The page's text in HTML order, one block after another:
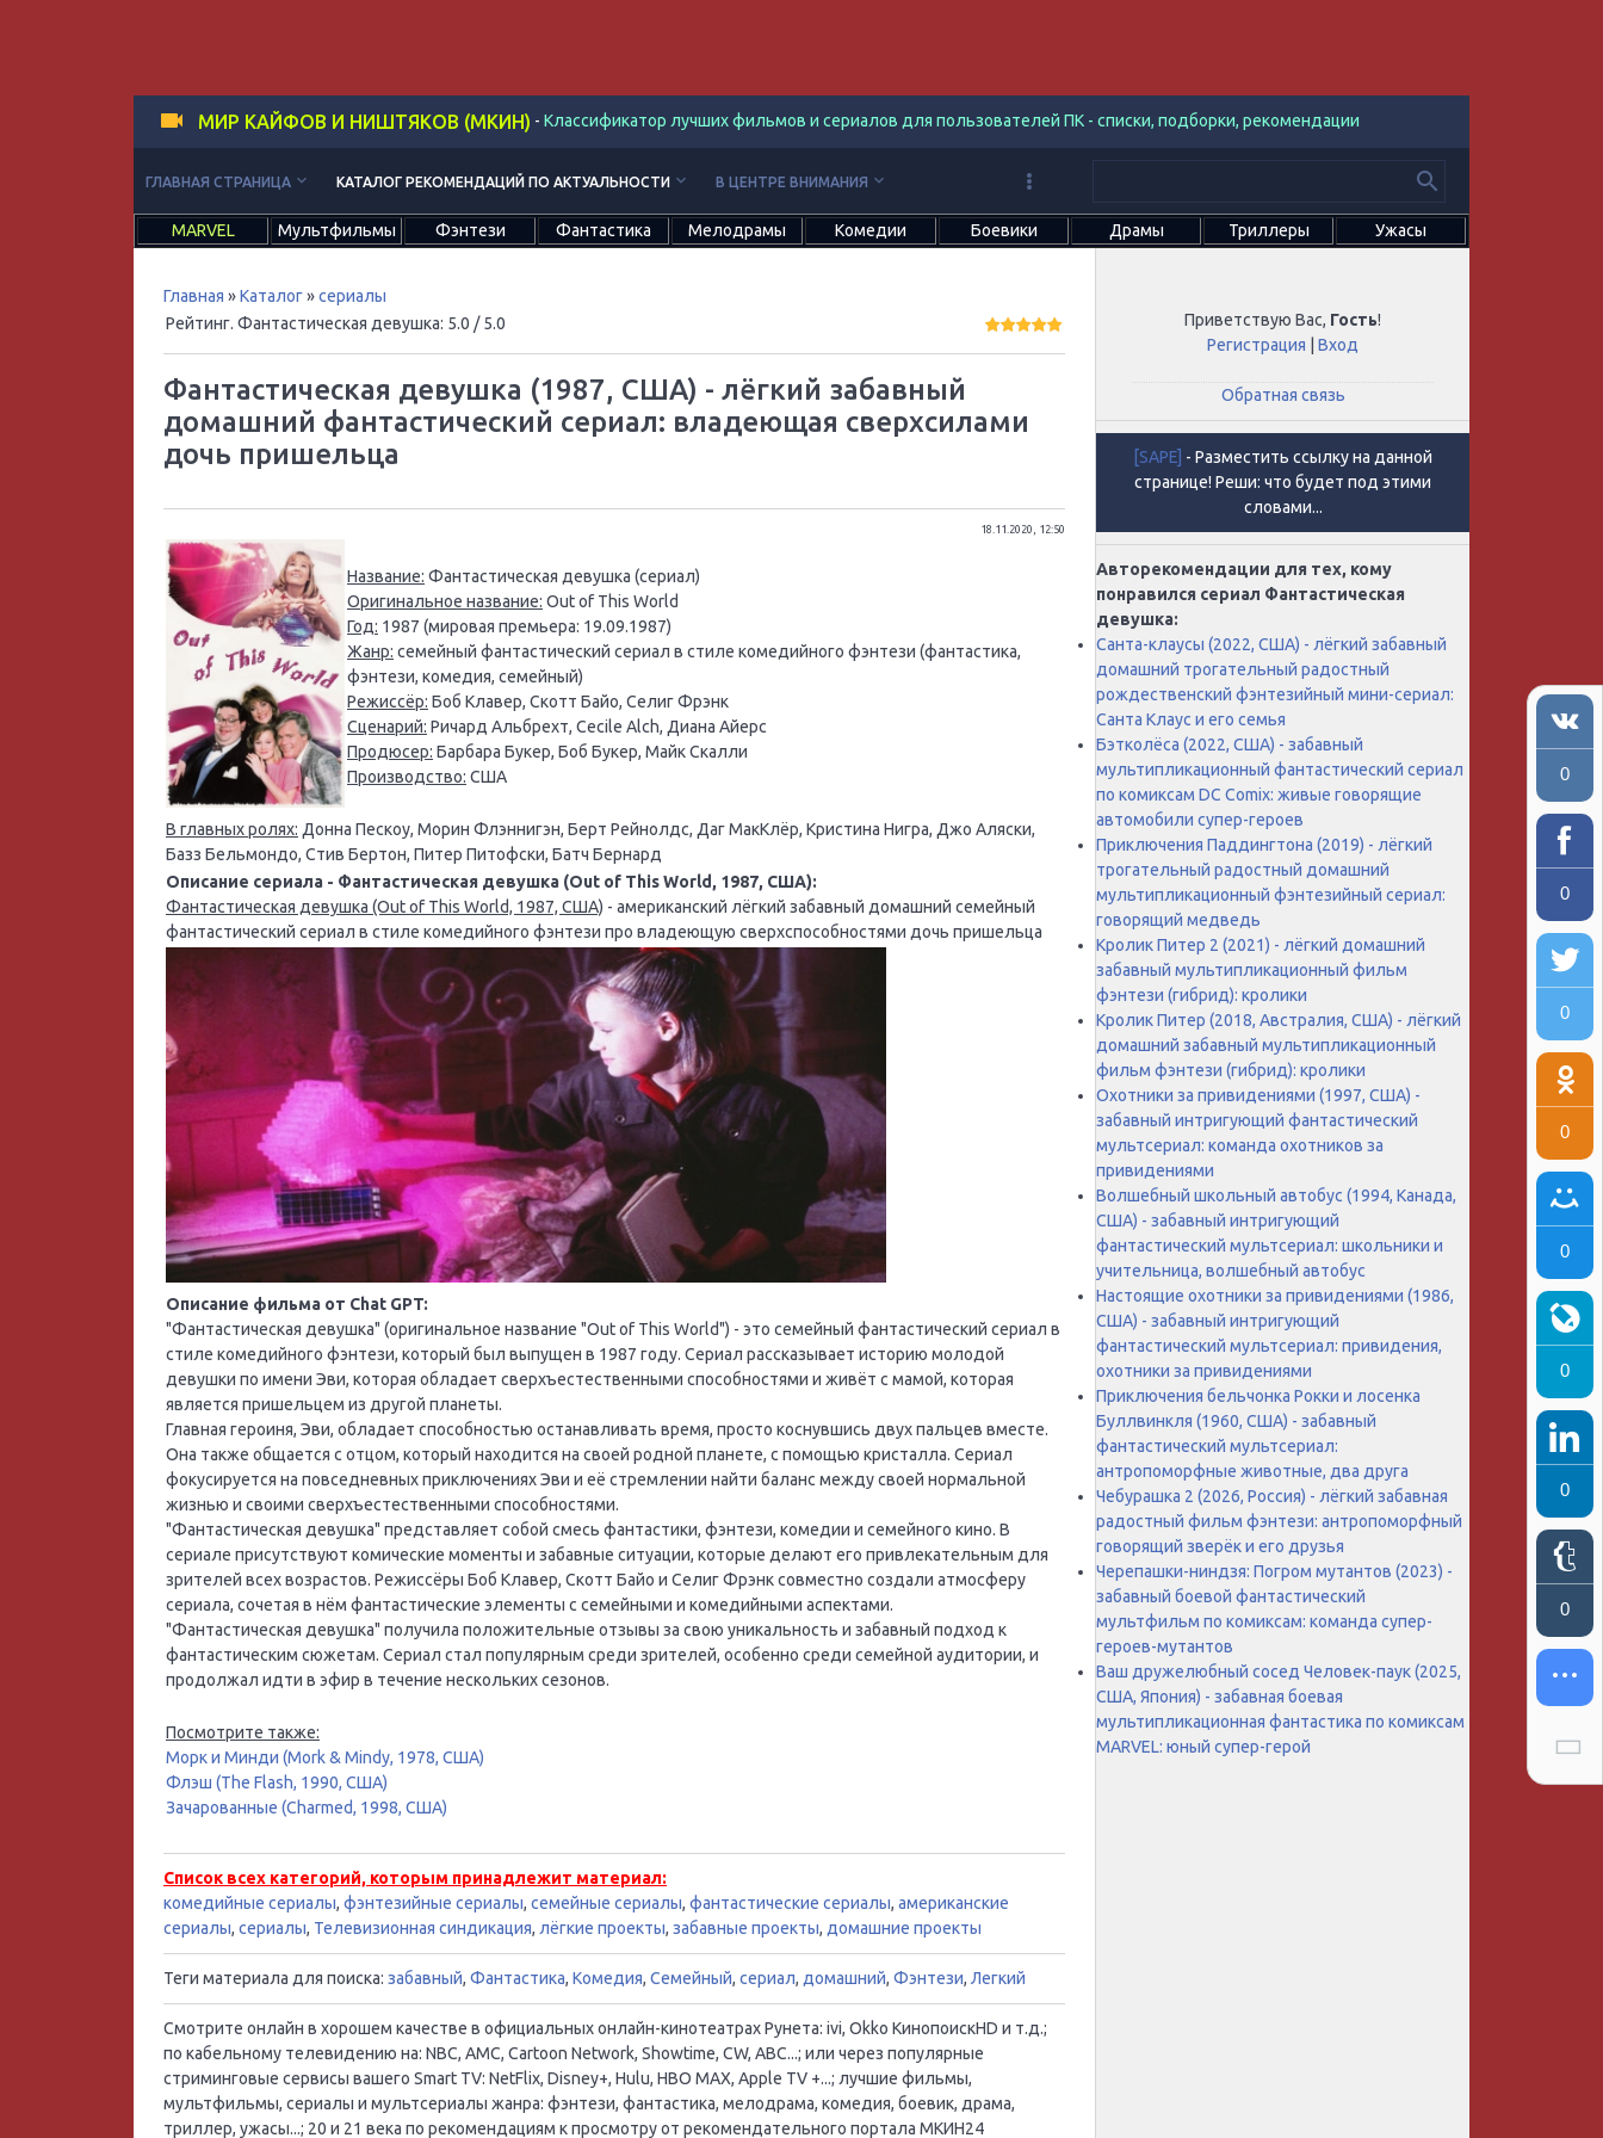
МИР КАЙФОВ И НИШТЯКОВ (МКИН) - Классификатор лучших фильмов и сериалов для пользователей ПК - списки, подборки, рекомендации
ГЛАВНАЯ СТРАНИЦА keyboard_arrow_down КАТАЛОГ РЕКОМЕНДАЦИЙ ПО АКТУАЛЬНОСТИ keyboard_arrow_down В ЦЕНТРЕ ВНИМАНИЯ keyboard_arrow_down
MARVEL Мультфильмы Фэнтези Фантастика Мелодрамы Комедии Боевики Драмы Триллеры Ужасы
Главная »Каталог»сериалы
Рейтинг. Фантастическая девушка: 5.0 / 5.0
Фантастическая девушка (1987, США) - лёгкий забавный
домашний фантастический сериал: владеющая сверхсилами
дочь пришельца
18.11.2020, 12:50
Название: Фантастическая девушка (сериал)
Оригинальное название: Out of This World
Год: 1987 (мировая премьера: 19.09.1987)
Жанр: семейный фантастический сериал в стиле комедийного фэнтези (фантастика,
фэнтези, комедия, семейный)
Режиссёр: Боб Клавер, Скотт Байо, Селиг Фрэнк
Сценарий: Ричард Альбрехт, Cecile Alch, Диана Айерс
Продюсер: Барбара Букер, Боб Букер, Майк Скалли
Производство: США
В главных ролях: Донна Пескоу, Морин Флэннигэн, Берт Рейнолдс, Даг МакКлёр, Кристина Нигра, Джо Аляски,
Базз Бельмондо, Стив Бертон, Питер Питофски, Батч Бернард
Описание сериала - Фантастическая девушка (Out of This World, 1987, США):
Фантастическая девушка (Out of This World, 1987, США) - американский лёгкий забавный домашний семейный
фантастический сериал в стиле комедийного фэнтези про владеющую сверхспособностями дочь пришельца
Описание фильма от Chat GPT:
"Фантастическая девушка" (оригинальное название "Out of This World") - это семейный фантастический сериал в
стиле комедийного фэнтези, который был выпущен в 1987 году. Сериал рассказывает историю молодой
девушки по имени Эви, которая обладает сверхъестественными способностями и живёт с мамой, которая
является пришельцем из другой планеты.
Главная героиня, Эви, обладает способностью останавливать время, просто коснувшись двух пальцев вместе.
Она также общается с отцом, который находится на своей родной планете, с помощью кристалла. Сериал
фокусируется на повседневных приключениях Эви и её стремлении найти баланс между своей нормальной
жизнью и своими сверхъестественными способностями.
"Фантастическая девушка" представляет собой смесь фантастики, фэнтези, комедии и семейного кино. В
сериале присутствуют комические моменты и забавные ситуации, которые делают его привлекательным для
зрителей всех возрастов. Режиссёры Боб Клавер, Скотт Байо и Селиг Фрэнк совместно создали атмосферу
сериала, сочетая в нём фантастические элементы с семейными и комедийными аспектами.
"Фантастическая девушка" получила положительные отзывы за свою уникальность и забавный подход к
фантастическим сюжетам. Сериал стал популярным среди зрителей, особенно среди семейной аудитории, и
продолжал идти в эфир в течение нескольких сезонов.
Посмотрите также:
Морк и Минди (Mork & Mindy, 1978, США)
Флэш (The Flash, 1990, США)
Зачарованные (Charmed, 1998, США)
Список всех категорий, которым принадлежит материал:
комедийные сериалы, фэнтезийные сериалы, семейные сериалы, фантастические сериалы, американские
сериалы, сериалы, Телевизионная синдикация, лёгкие проекты, забавные проекты, домашние проекты
Теги материала для поиска: забавный, Фантастика, Комедия, Семейный, сериал, домашний, Фэнтези, Легкий
Смотрите онлайн в хорошем качестве в официальных онлайн-кинотеатрах Рунета: ivi, Okko КинопоискHD и т.д.;
по кабельному телевидению на: NBC, AMC, Cartoon Network, Showtime, CW, ABC...; или через популярные
стриминговые сервисы вашего Smart TV: NetFlix, Disney+, Hulu, HBO MAX, Apple TV +...; лучшие фильмы,
мультфильмы, сериалы и мультсериалы жанра: фэнтези, фантастика, мелодрама, комедия, боевик, драма,
триллер, ужасы...; 20 и 21 века по рекомендациям к просмотру от рекомендательного портала МКИН24
Приветствую Вас, Гость!
Регистрация |Вход
Обратная связь
[SAPE] - Разместить ссылку на данной
странице! Реши: что будет под этими
словами...
Авторекомендации для тех, кому
понравился сериал Фантастическая
девушка:
Санта-клаусы (2022, США) - лёгкий забавный
домашний трогательный радостный
рождественский фэнтезийный мини-сериал:
Санта Клаус и его семья
Бэтколёса (2022, США) - забавный
мультипликационный фантастический сериал
по комиксам DC Comix: живые говорящие
автомобили супер-героев
Приключения Паддингтона (2019) - лёгкий
трогательный радостный домашний
мультипликационный фэнтезийный сериал:
говорящий медведь
Кролик Питер 2 (2021) - лёгкий домашний
забавный мультипликационный фильм
фэнтези (гибрид): кролики
Кролик Питер (2018, Австралия, США) - лёгкий
домашний забавный мультипликационный
фильм фэнтези (гибрид): кролики
Охотники за привидениями (1997, США) -
забавный интригующий фантастический
мультсериал: команда охотников за
привидениями
Волшебный школьный автобус (1994, Канада,
США) - забавный интригующий
фантастический мультсериал: школьники и
учительница, волшебный автобус
Настоящие охотники за привидениями (1986,
США) - забавный интригующий
фантастический мультсериал: привидения,
охотники за привидениями
Приключения бельчонка Рокки и лосенка
Буллвинкля (1960, США) - забавный
фантастический мультсериал:
антропоморфные животные, два друга
Чебурашка 2 (2026, Россия) - лёгкий забавная
радостный фильм фэнтези: антропоморфный
говорящий зверёк и его друзья
Черепашки-ниндзя: Погром мутантов (2023) -
забавный боевой фантастический
мультфильм по комиксам: команда супер-
героев-мутантов
Ваш дружелюбный сосед Человек-паук (2025,
США, Япония) - забавная боевая
мультипликационная фантастика по комиксам
MARVEL: юный супер-герой
0
0
0
0
0
0
0
0